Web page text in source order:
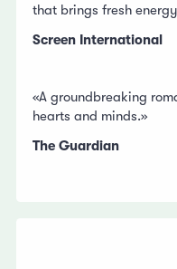
that brings fresh
Screen International
«A groundbreaking
hearts and minds.»
The Guardian